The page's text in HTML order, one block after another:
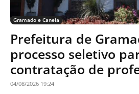
Gramado e Canela
Prefeitura de
processo seletivo
contratação de
04/08/2026 19:24